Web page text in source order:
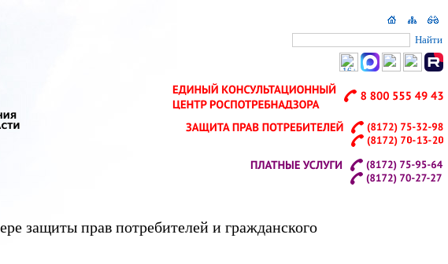
Найти
защиты прав потребителей и гражданского